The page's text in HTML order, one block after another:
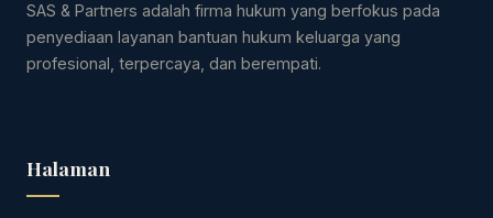
SAS & Partners adalah firma hukum yang berfokus pada
penyediaan layanan bantuan hukum keluarga yang
profesional, terpercaya, dan berempati.
Halaman